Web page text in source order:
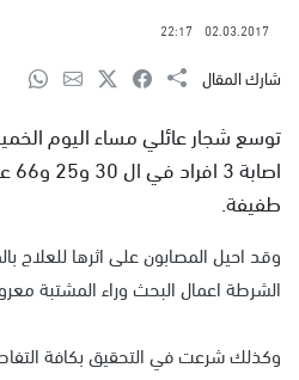
02.03.2017
22:17
شارك المقال
توسع شجار عائلي مساء اليوم
طفيفة.
وقد احيل المصابون على اثرها
الشرطة اعمال البحث وراء المشتبة
وكذلك شرعت في التحقيق بكافة